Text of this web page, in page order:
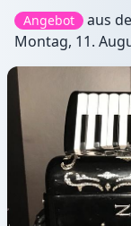
Angebot aus
Montag, 11.